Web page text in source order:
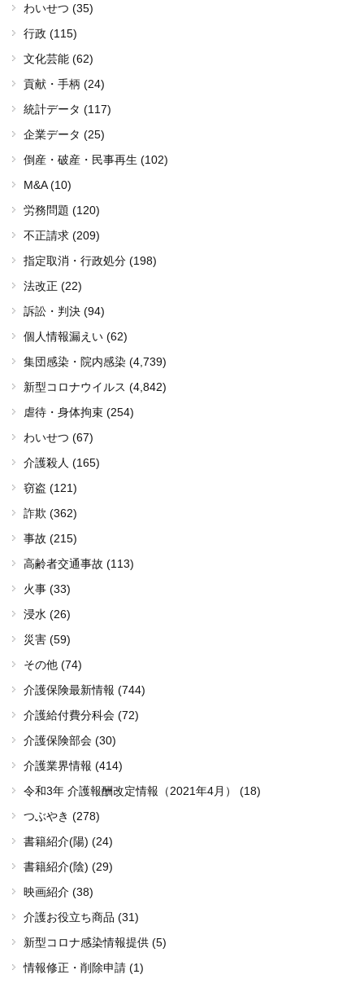
わいせつ (35)
行政 (115)
文化芸能 (62)
貢献・手柄 (24)
統計データ (117)
企業データ (25)
倒産・破産・民事再生 (102)
M&A (10)
労務問題 (120)
不正請求 (209)
指定取消・行政処分 (198)
法改正 (22)
訴訟・判決 (94)
個人情報漏えい (62)
集団感染・院内感染 (4,739)
新型コロナウイルス (4,842)
虐待・身体拘束 (254)
わいせつ (67)
介護殺人 (165)
窃盗 (121)
詐欺 (362)
事故 (215)
高齢者交通事故 (113)
火事 (33)
浸水 (26)
災害 (59)
その他 (74)
介護保険最新情報 (744)
介護給付費分科会 (72)
介護保険部会 (30)
介護業界情報 (414)
令和3年 介護報酬改定情報（2021年4月） (18)
つぶやき (278)
書籍紹介(陽) (24)
書籍紹介(陰) (29)
映画紹介 (38)
介護お役立ち商品 (31)
新型コロナ感染情報提供 (5)
情報修正・削除申請 (1)